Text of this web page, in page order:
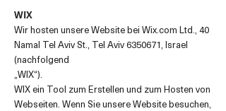
WIX
Wir hosten unsere Website bei Wix.com Ltd., 40
Namal Tel Aviv St., Tel Aviv6350671, Israel
(nachfolgend
„WIX“).
WIX ein Tool zum Erstellen und zum Hosten von
Webseiten. Wenn Sie unsere Website besuchen,